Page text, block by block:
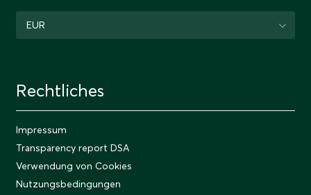
EUR
Rechtliches
Impressum
Transparency report DSA
Verwendung von Cookies
Nutzungsbedingungen